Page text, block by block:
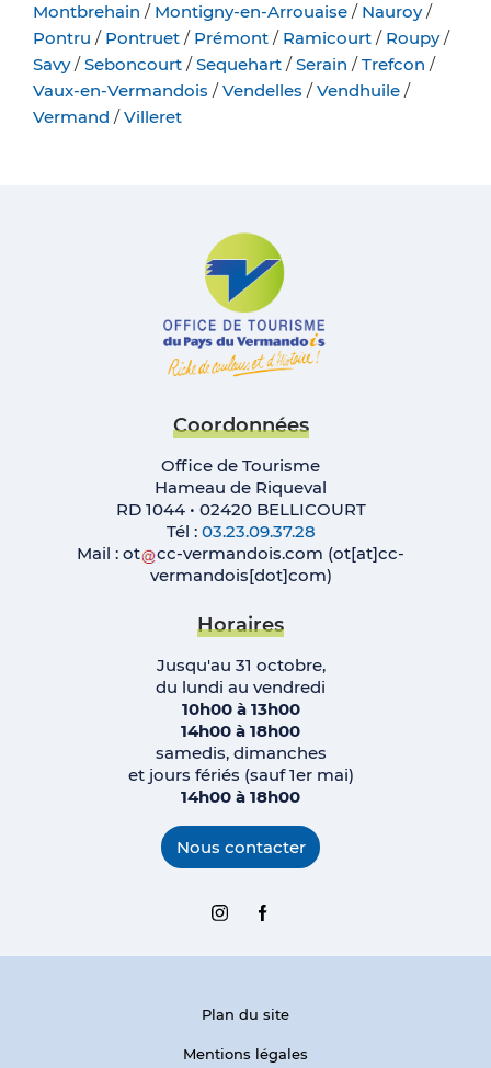
Montbrehain / Montigny-en-Arrouaise / Nauroy/
Pontru / Pontruet / Prémont / Ramicourt / Roupy/
Savy/Seboncourt /Sequehart /Serain /Trefcon /
Vaux-en-Vermandois /Vendelles /Vendhuile /
Vermand /Villeret
Coordonnées
Office de Tourisme
Hameau de Riqueval
RD 1044 • 02420 BELLICOURT
Tél : 03.23.09.37.28
Mail :ot cc-vermandois.com (ot[at]cc-
vermandois[dot]com)
Horaires
Jusqu'au 31 octobre,
du lundi au vendredi
10h00 à 13h00
14h00 à 18h00
samedis, dimanches
et jours fériés (sauf 1er mai)
14h00 à 18h00
Nous contacter
InstagramFacebook
Plan du site
Mentions légales